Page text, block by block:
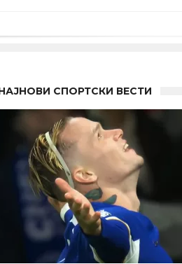
СПОРТСКИ ВЕСТИ